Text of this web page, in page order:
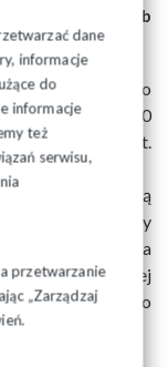
dane
informacje
do
informacje
też
serwisu,
przetwarzanie
„Zarządzaj
pracownikami lub
najpóźniej do
oraz do dnia 10
prawna to art.
skutkuje utratą
Wskazany
udostępnienia
takiej
ustawy o